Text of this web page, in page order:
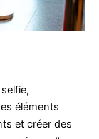
éléments
et créer des